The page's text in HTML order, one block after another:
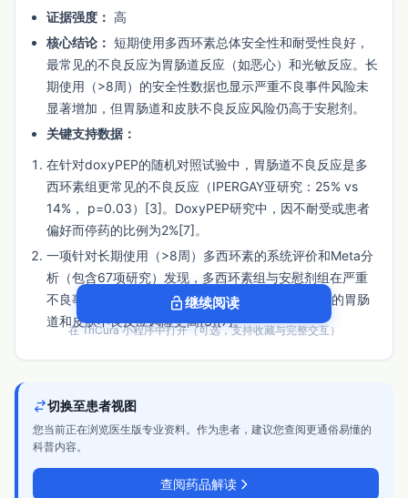
证据强度： 高
核心结论： 短期使用多西环素总体安全性和耐受性良好，
最常见的不良反应为胃肠道反应（如恶心）和光敏反应。长
期使用（>8周）的安全性数据也显示严重不良事件风险未
显著增加，但胃肠道和皮肤不良反应风险仍高于安慰剂。
关键支持数据：
在针对doxyPEP的随机对照试验中，胃肠道不良反应是多
西环素组更常见的不良反应（IPERGAY亚研究：25% vs
14%， p=0.03）[3]。DoxyPEP研究中，因不耐受或患者
偏好而停药的比例为2%[7]。
一项针对长期使用（>8周）多西环素的系统评价和Meta分
析（包含67项研究）发现，多西环素组与安慰剂组在严重
不良事件（SAEs）发生率上无差异，但多西环素组的胃肠
道和皮肤不良反应风险更高[3][7]。
postexposure prophylaxis for bacterial sexually
transmitted infection prevention, 2024, CDC.
Systematic review and meta-analysis of long-term
lock_open继续阅读
在 TriCura 小程序中打开（可选，支持收藏与完整交互）
切换至患者视图
您当前正在浏览医生版专业资料。作为患者，建议您查阅更通俗易懂的
科普内容。
查阅药品解读